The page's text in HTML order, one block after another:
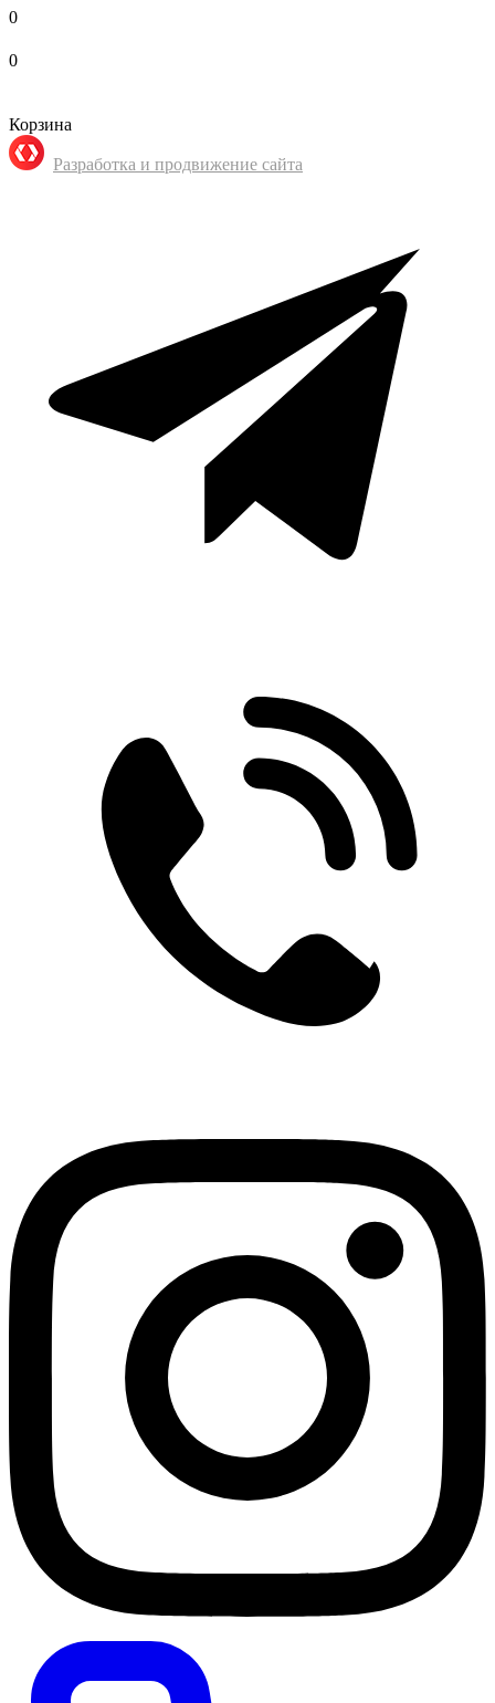
0
0
Корзина
Разработка и продвижение сайта